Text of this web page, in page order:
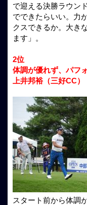
で迎える決勝ラウン
でできたらいい。力
クスできるか。大き
ます」。
2位
体調が優れず、パフ
上井邦裕（三好CC
スタート前から体調